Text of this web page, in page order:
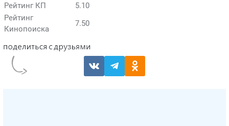
Рейтинг КП
5.10
Рейтинг
Кинопоиска
7.50